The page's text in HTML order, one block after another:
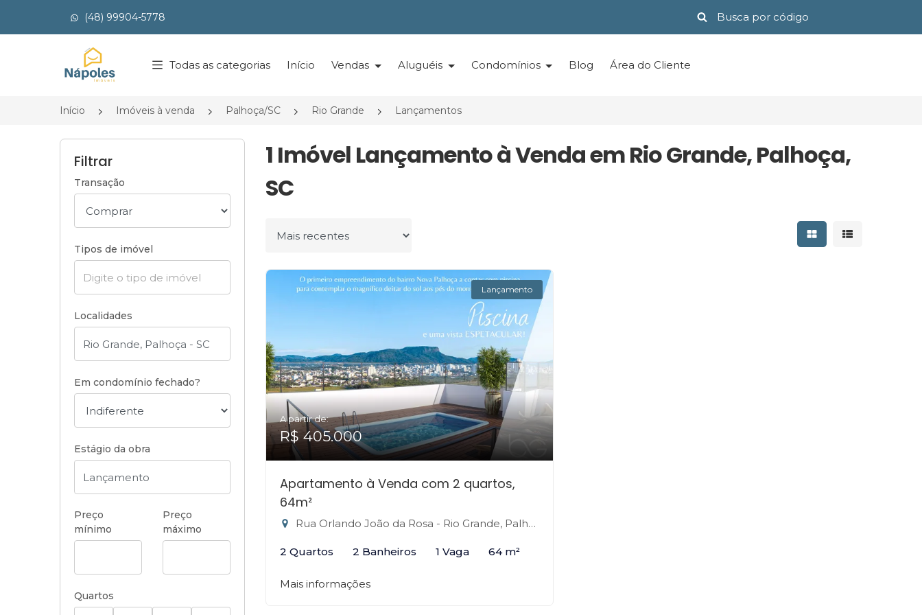
(48) 99904-5778
Página inicial
Todas as categorias Início Vendas Aluguéis Condomínios Blog Área do Cliente
Início Imóveis à venda Palhoça/SC Rio Grande Lançamentos
Filtrar
Transação
Tipos de imóvel
Localidades
Em condomínio fechado?
Estágio da obra
Preço
mínimo
Preço
máximo
Quartos
1 Imóvel Lançamento à Venda em Rio Grande, Palhoça,
SC
Ordenar por Mostrar resultados
Mostrar
Lançamento
A partir de:
R$ 405.000
Apartamento à Venda com 2 quartos,
64m²
Rua Orlando João da Rosa - Rio Grande, Palhoça-SC
2 Quartos 2 Banheiros 1 Vaga 64 m²
Mais informações